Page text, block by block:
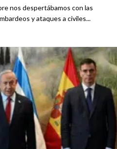
nos despertábamos con las
y ataques a civiles...